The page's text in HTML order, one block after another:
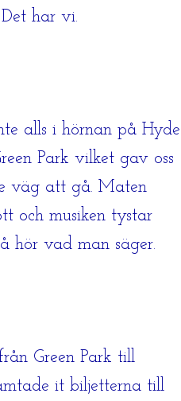
har vi.
alls i hörnan på Hyde
Park vilket gav oss
väg att gå. Maten
och musiken tystar
hör vad man säger.
Green Park till
it biljetterna till